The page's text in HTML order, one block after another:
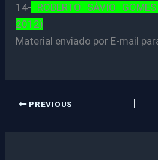
14- ROBERTO SÁVIO
2012)
Material enviado por E-mail
PREVIOUS